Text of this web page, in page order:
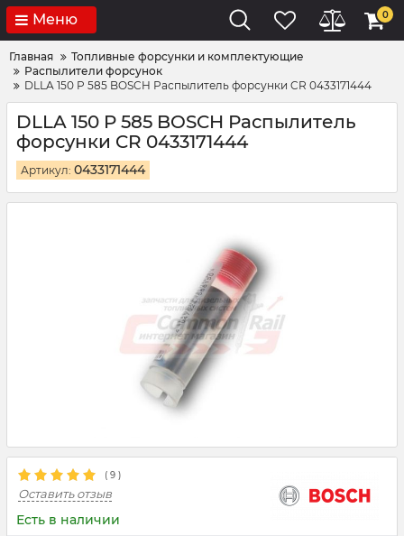
Меню 0
Главная
Топливные форсунки и комплектующие
Распылители форсунок
DLLA 150 P 585 BOSCH Распылитель форсунки CR 0433171444
DLLA 150 P 585 BOSCH Распылитель
форсунки CR 0433171444
Артикул: 0433171444
( 9 )
Оставить отзыв
Есть в наличии